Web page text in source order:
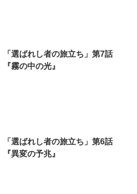
「選ばれし者の旅立ち」第7話
『霧の中の光』
「選ばれし者の旅立ち」第6話
『異変の予兆』